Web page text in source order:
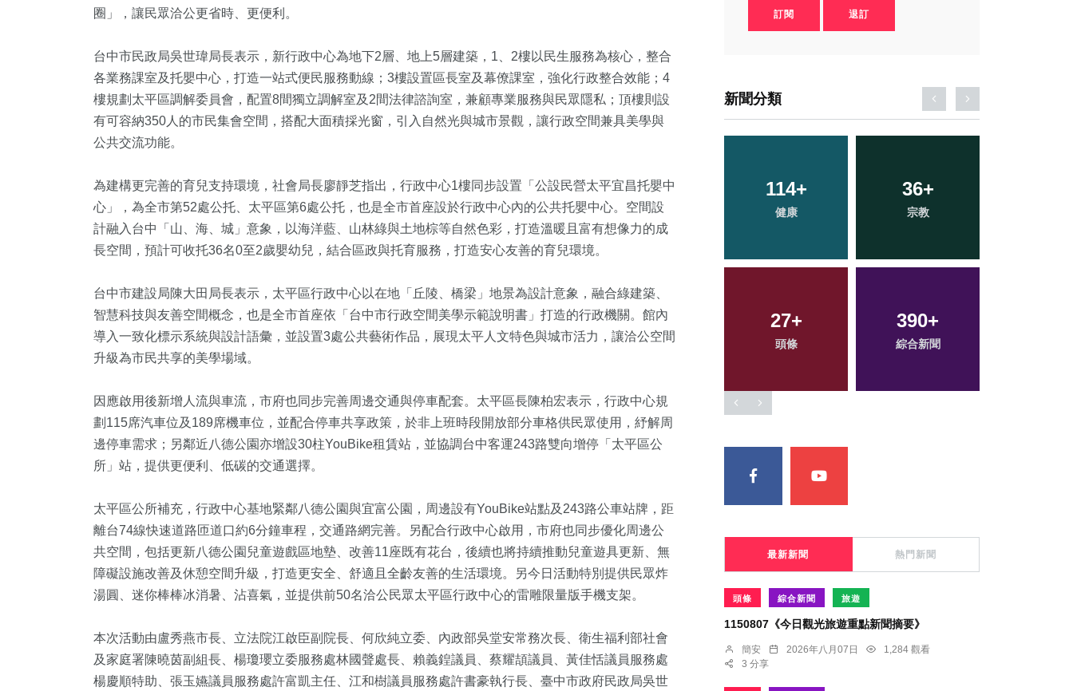
圈」，讓民眾洽公更省時、更便利。
台中市民政局吳世瑋局長表示，新行政中心為地下2層、地上5層建築，1、2樓以民生服務為核心，整合
各業務課室及托嬰中心，打造一站式便民服務動線；3樓設置區長室及幕僚課室，強化行政整合效能；4
樓規劃太平區調解委員會，配置8間獨立調解室及2間法律諮詢室，兼顧專業服務與民眾隱私；頂樓則設
有可容納350人的市民集會空間，搭配大面積採光窗，引入自然光與城市景觀，讓行政空間兼具美學與
公共交流功能。
為建構更完善的育兒支持環境，社會局長廖靜芝指出，行政中心1樓同步設置「公設民營太平宜昌托嬰中
心」，為全市第52處公托、太平區第6處公托，也是全市首座設於行政中心內的公共托嬰中心。空間設
計融入台中「山、海、城」意象，以海洋藍、山林綠與土地棕等自然色彩，打造溫暖且富有想像力的成
長空間，預計可收托36名0至2歲嬰幼兒，結合區政與托育服務，打造安心友善的育兒環境。
台中市建設局陳大田局長表示，太平區行政中心以在地「丘陵、橋梁」地景為設計意象，融合綠建築、
智慧科技與友善空間概念，也是全市首座依「台中市行政空間美學示範說明書」打造的行政機關。館內
導入一致化標示系統與設計語彙，並設置3處公共藝術作品，展現太平人文特色與城市活力，讓洽公空間
升級為市民共享的美學場域。
因應啟用後新增人流與車流，市府也同步完善周邊交通與停車配套。太平區長陳柏宏表示，行政中心規
劃115席汽車位及189席機車位，並配合停車共享政策，於非上班時段開放部分車格供民眾使用，紓解周
邊停車需求；另鄰近八德公園亦增設30柱YouBike租賃站，並協調台中客運243路雙向增停「太平區公
所」站，提供更便利、低碳的交通選擇。
太平區公所補充，行政中心基地緊鄰八德公園與宜富公園，周邊設有YouBike站點及243路公車站牌，距
離台74線快速道路匝道口約6分鐘車程，交通路網完善。另配合行政中心啟用，市府也同步優化周邊公
共空間，包括更新八德公園兒童遊戲區地墊、改善11座既有花台，後續也將持續推動兒童遊具更新、無
障礙設施改善及休憩空間升級，打造更安全、舒適且全齡友善的生活環境。另今日活動特別提供民眾炸
湯圓、迷你棒棒冰消暑、沾喜氣，並提供前50名洽公民眾太平區行政中心的雷雕限量版手機支架。
本次活動由盧秀燕市長、立法院江啟臣副院長、何欣純立委、內政部吳堂安常務次長、衛生福利部社會
及家庭署陳曉茵副組長、楊瓊瓔立委服務處林國聲處長、賴義鍠議員、蔡耀頡議員、黃佳恬議員服務處
楊慶順特助、張玉嬿議員服務處許富凱主任、江和樹議員服務處許書豪執行長、臺中市政府民政局吳世
訂閱 退訂
新聞分類
64+
專欄
40+
農業
127+
文教
89+
旅遊
1+
大陸
114+
健康
36+
宗教
27+
頭條
390+
綜合新聞
217+
社會
64+
專欄
18+
科技新知
40+
農業
最新新聞 熱門新聞
頭條 綜合新聞 旅遊
1150807《今日觀光旅遊重點新聞摘要》
簡安 2026年八月07日
1,284 觀看
3 分享